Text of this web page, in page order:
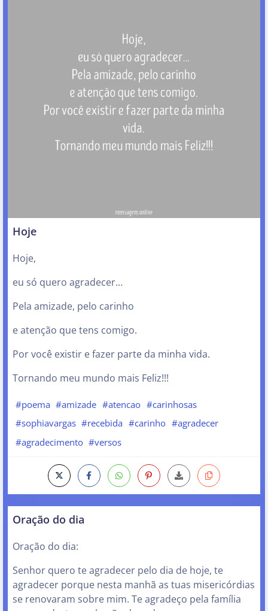
Hoje
Hoje,
eu só quero agradecer…
Pela amizade, pelo carinho
e atenção que tens comigo.
Por você existir e fazer parte da minha vida.
Tornando meu mundo mais Feliz!!!
#poema #amizade #atencao #carinhosas
#sophiavargas #recebida #carinho #agradecer
#agradecimento #versos
Oração do dia
Oração do dia:
Senhor quero te agradecer pelo dia de hoje, te
agradecer porque nesta manhã as tuas misericórdias
se renovaram sobre mim. Te agradeço pela família